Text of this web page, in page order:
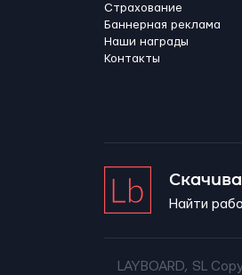
Страхование
Баннерная реклама
Наши награды
Контакты
Найти
LAYBOARD, SL